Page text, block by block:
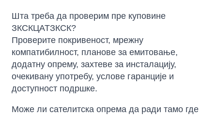
Шта треба да проверим пре куповине
ЗКСКЦАТЗКСК?
Проверите покривеност, мрежну
компатибилност, планове за емитовање,
додатну опрему, захтеве за инсталацију,
очекивану употребу, услове гаранције и
доступност подршке.
Може ли сателитска опрема да ради тамо где